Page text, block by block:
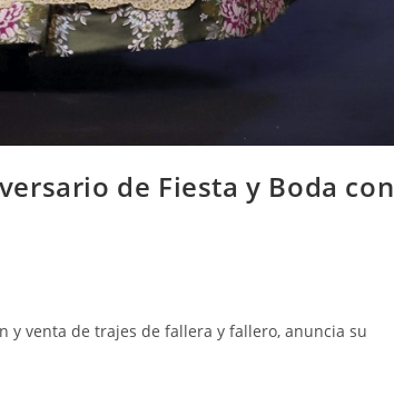
de Fiesta y Boda con
y venta de trajes de fallera y fallero, anuncia su